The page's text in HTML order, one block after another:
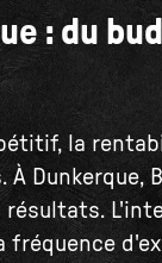
: du
la
fréquence